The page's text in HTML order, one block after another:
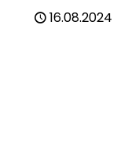
16.08.2024